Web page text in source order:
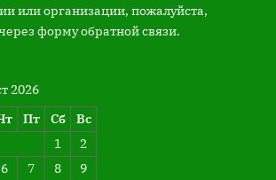
или организации, пожалуйста,
форму обратной связи.
2026
Пт Сб
Вс
1
2
6 7 8 9